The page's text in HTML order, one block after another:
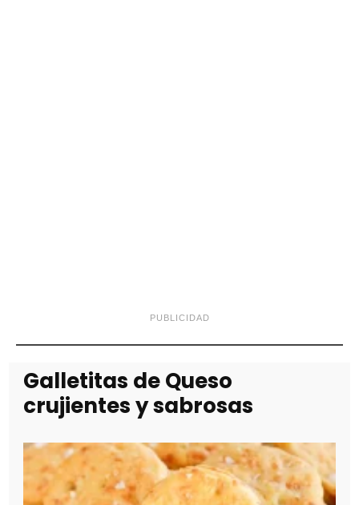
PUBLICIDAD
Galletitas de Queso
crujientes y sabrosas